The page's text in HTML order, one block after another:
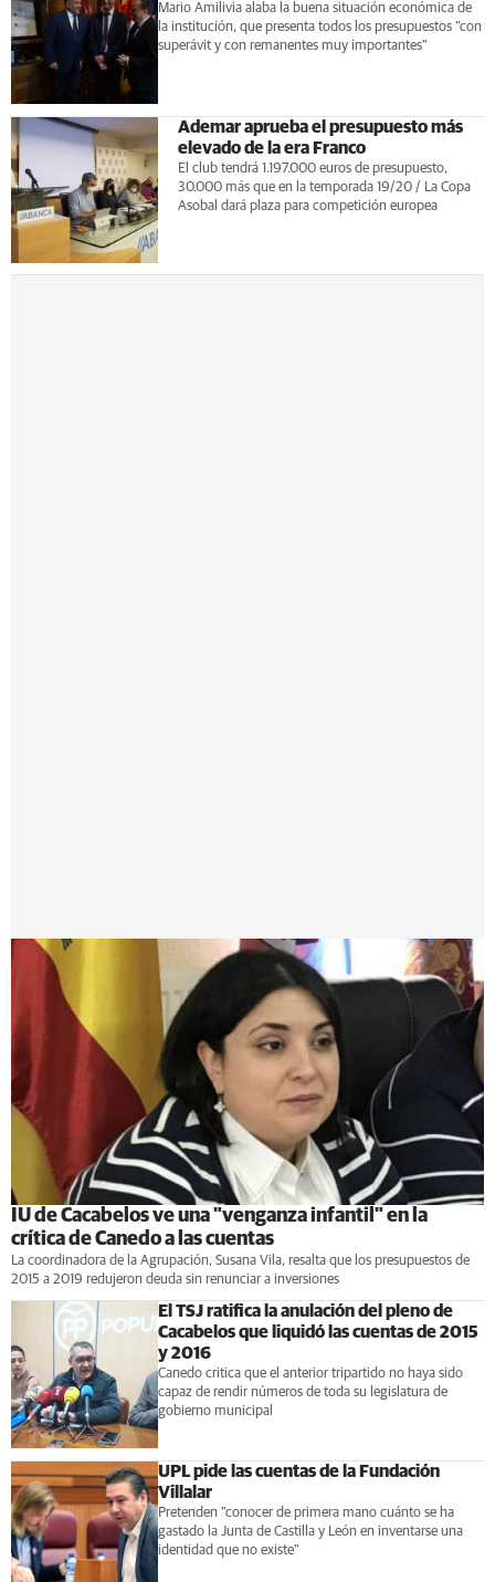
Mario Amilivia alaba la buena situación económica de
la institución, que presenta todos los presupuestos "con
superávit y con remanentes muy importantes”
Ademar aprueba el presupuesto más
elevado de la era Franco
El club tendrá 1.197.000 euros de presupuesto,
30.000 más que en la temporada 19/20 / La Copa
Asobal dará plaza para competición europea
IU de Cacabelos ve una "venganza infantil" en la
crítica de Canedo a las cuentas
La coordinadora de la Agrupación, Susana Vila, resalta que los presupuestos de
2015 a 2019 redujeron deuda sin renunciar a inversiones
El TSJ ratifica la anulación del pleno de
Cacabelos que liquidó las cuentas de 2015
y 2016
Canedo critica que el anterior tripartido no haya sido
capaz de rendir números de toda su legislatura de
gobierno municipal
UPL pide las cuentas de la Fundación
Villalar
Pretenden "conocer de primera mano cuánto se ha
gastado la Junta de Castilla y León en inventarse una
identidad que no existe"